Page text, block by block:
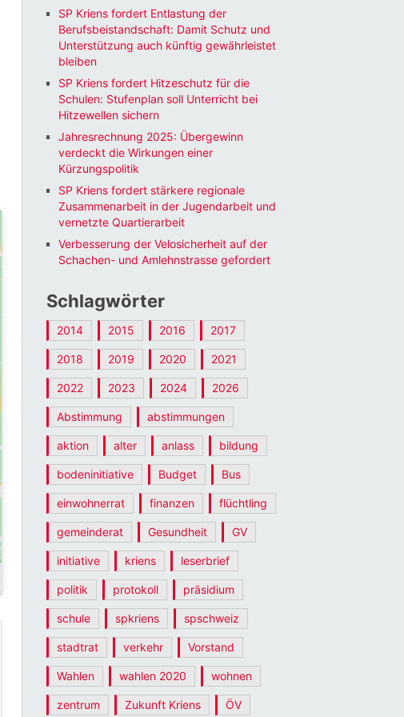
Office 365
SP Kriens fordert Entlastung der
Berufsbeistandschaft: Damit Schutz und
Unterstützung auch künftig gewährleistet
bleiben
SP Kriens fordert Hitzeschutz für die
Schulen: Stufenplan soll Unterricht bei
Hitzewellen sichern
Jahresrechnung 2025: Übergewinn
verdeckt die Wirkungen einer
Kürzungspolitik
SP Kriens fordert stärkere regionale
Zusammenarbeit in der Jugendarbeit und
vernetzte Quartierarbeit
Verbesserung der Velosicherheit auf der
Schachen- und Amlehnstrasse gefordert
Schlagwörter
2014 2015 2016 2017
2018 2019 2020 2021
2022 2023 2024 2026
Abstimmung abstimmungen
aktion alter anlass bildung
bodeninitiative Budget Bus
einwohnerrat finanzen flüchtling
gemeinderat Gesundheit GV
initiative kriens leserbrief
politik protokoll präsidium
schule spkriens spschweiz
stadtrat verkehr Vorstand
Wahlen wahlen 2020 wohnen
zentrum Zukunft Kriens ÖV